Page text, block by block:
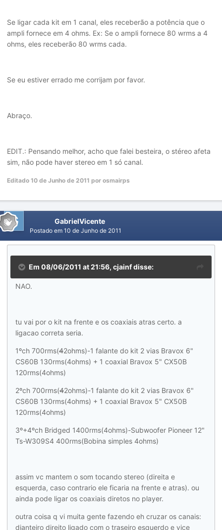
Se ligar cada kit em 1 canal, eles receberão a potência que o
ampli fornece em 4 ohms. Ex: Se o ampli fornece 80 wrms a 4
ohms, eles receberão 80 wrms cada.
Se eu estiver errado me corrijam por favor.
Abraço.
EDIT.: Pensando melhor, acho que falei besteira, o stéreo afeta
sim, não pode haver stereo em 1 só canal.
Editado 10 de Junho de 2011 por osmairps
GabrielVicente
Postado em 10 de Junho de 2011
Em 08/06/2011 at 21:56, cjainf disse:
NAO.
tu vai por o kit na frente e os coaxiais atras certo. a
ligacao correta seria.
1ºch 700rms(42ohms)-1 falante do kit 2 vias Bravox 6"
CS60B 130rms(4ohms) + 1 coaxial Bravox 5" CX50B
120rms(4ohms)
2ºch 700rms(42ohms)-1 falante do kit 2 vias Bravox 6"
CS60B 130rms(4ohms) + 1 coaxial Bravox 5" CX50B
120rms(4ohms)
3º+4ºch Bridged 1400rms(4ohms)-Subwoofer Pioneer 12"
Ts-W309S4 400rms(Bobina simples 4ohms)
assim vc mantem o som tocando stereo (direita e
esquerda, caso contrario ele ficaria na frente e atras). ou
ainda pode ligar os coaxiais diretos no player.
outra coisa q vi muita gente fazendo eh cruzar os canais:
dianteiro direito ligado com o traseiro esquerdo e vice